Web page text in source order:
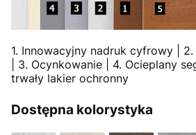
1. Innowacyjny nadruk cyfrowy |
| 3. Ocynkowanie | 4. Ocieplany
trwały lakier ochronny
Dostępna kolorystyka